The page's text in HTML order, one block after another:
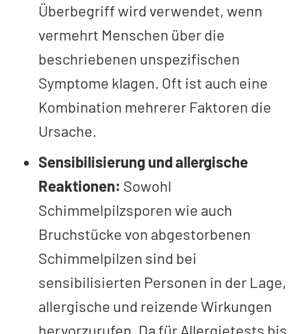
Überbegriff wird verwendet, wenn
vermehrt Menschen über die
beschriebenen unspezifischen
Symptome klagen. Oft ist auch eine
Kombination mehrerer Faktoren die
Ursache.
Sensibilisierung und allergische
Reaktionen: Sowohl
Schimmelpilzsporen wie auch
Bruchstücke von abgestorbenen
Schimmelpilzen sind bei
sensibilisierten Personen in der Lage,
allergische und reizende Wirkungen
hervorzurufen. Da für Allergietests bis